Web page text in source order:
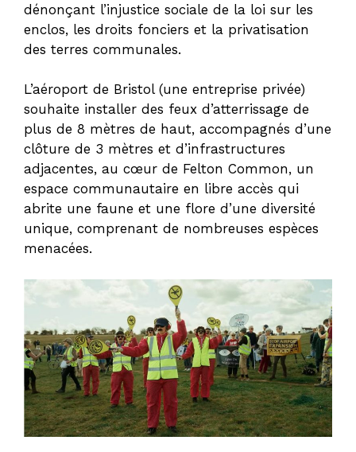
dénonçant l’injustice sociale de la loi sur les
enclos, les droits fonciers et la privatisation
des terres communales.
L’aéroport de Bristol (une entreprise privée)
souhaite installer des feux d’atterrissage de
plus de 8 mètres de haut, accompagnés d’une
clôture de 3 mètres et d’infrastructures
adjacentes, au cœur de Felton Common, un
espace communautaire en libre accès qui
abrite une faune et une flore d’une diversité
unique, comprenant de nombreuses espèces
menacées.